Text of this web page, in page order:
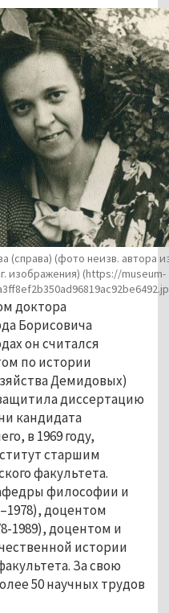
(справа) (фото неизв. автора
изображения) (https://museum-
доктора
Борисовича
он считался
по истории
Демидовых)
диссертацию
кандидата
в 1969 году,
старшим
факультета.
философии и
доцентом
1989), доцентом и
истории
За свою
50 научных трудов